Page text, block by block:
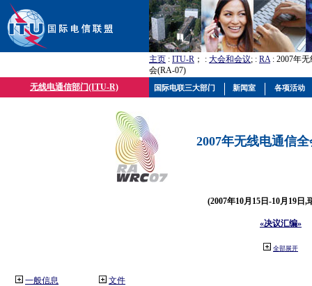
主页 : ITU-R ； : 大会和会议; : RA: 2007年
会(RA-07)
无线电通信部门(ITU-R)
2007年无线电通信
(2007年10月15日-10月19日,
«决议汇编»
全部展开
一般信息 文件
国际电联三大部门 新闻室 各项活动